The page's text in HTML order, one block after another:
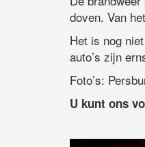
doven. Van
Het is nog
auto’s zijn
Foto’s:
U kunt ons